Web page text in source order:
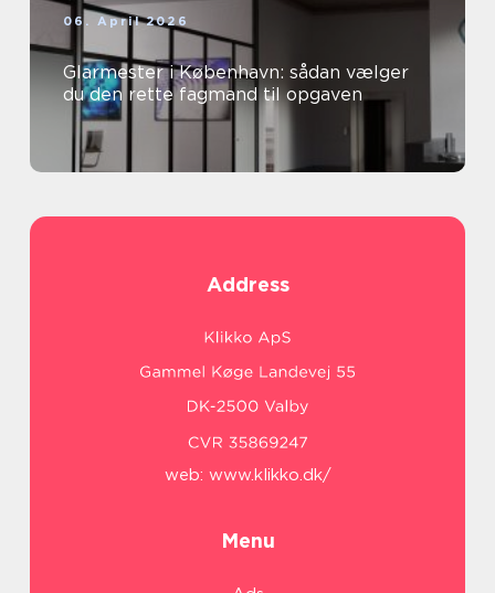
06. April 2026
Glarmester i København: sådan vælger
du den rette fagmand til opgaven
Address
web: www.klikko.dk/
Menu